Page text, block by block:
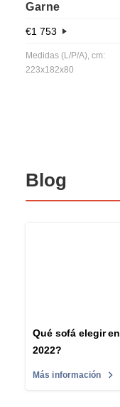
Garne
€1 753
Medidas (L/P/A), cm:
223x182x80
Blog
Qué sofá elegir en
2022?
Más información